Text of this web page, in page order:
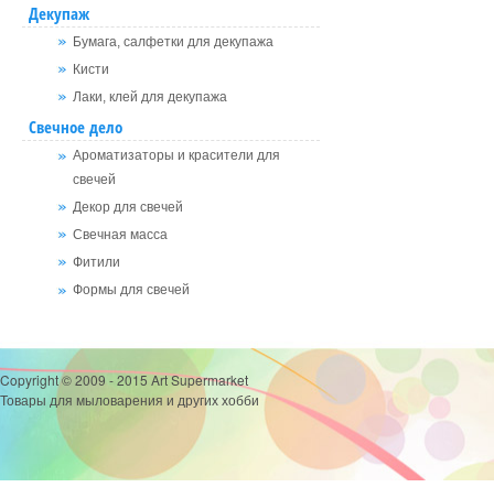
Декупаж
Бумага, салфетки для декупажа
Кисти
Лаки, клей для декупажа
Свечное дело
Ароматизаторы и красители для
свечей
Декор для свечей
Свечная масса
Фитили
Формы для свечей
Copyright © 2009 - 2015 Art Supermarket
Товары для мыловарения и других хобби